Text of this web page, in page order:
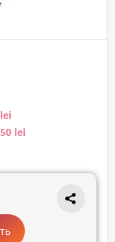
lei